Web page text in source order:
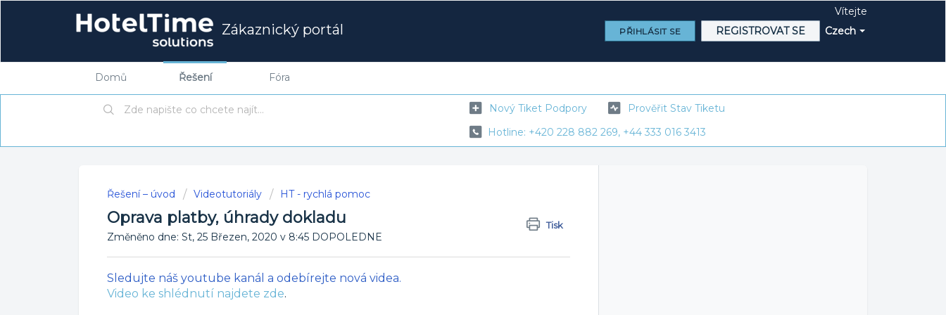
Zákaznický portál Czech
Vítejte
PŘIHLÁSIT SE REGISTROVAT SE
Domů Řešení Fóra
Nový Tiket Podpory
Prověřit Stav Tiketu
Hotline: +420 228 882 269, +44 333 016 3413
Řešení – úvod Videotutoriály HT - rychlá pomoc
Oprava platby, úhrady dokladu Tisk
Změněno dne: St, 25 Březen, 2020 v 8:45 DOPOLEDNE
Sledujte náš youtube kanál a odebírejte nová videa.
Video ke shlédnutí najdete zde.